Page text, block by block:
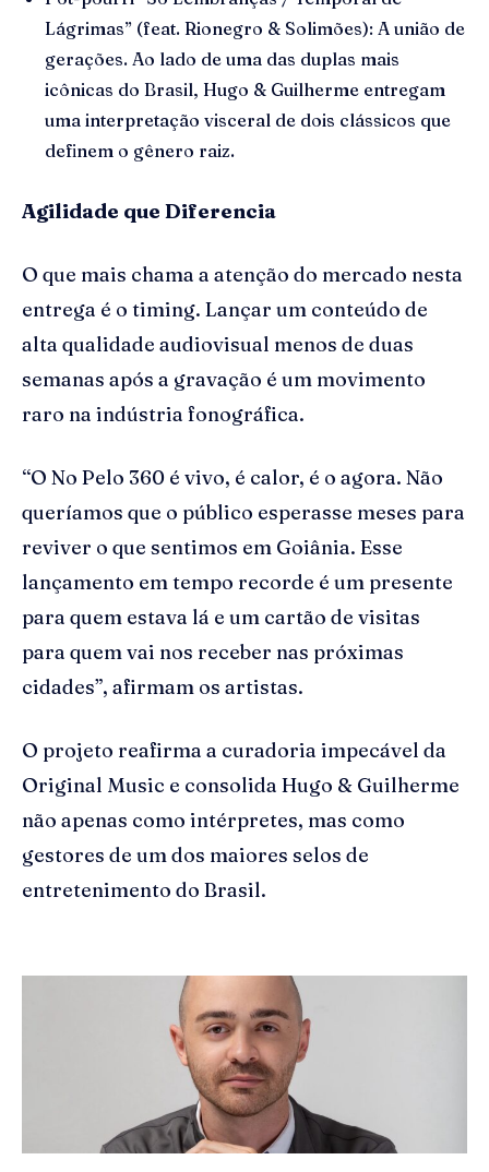
Lágrimas” (feat. Rionegro & Solimões): A união de
gerações. Ao lado de uma das duplas mais
icônicas do Brasil, Hugo & Guilherme entregam
uma interpretação visceral de dois clássicos que
definem o gênero raiz.
Agilidade que Diferencia
O que mais chama a atenção do mercado nesta
entrega é o timing. Lançar um conteúdo de
alta qualidade audiovisual menos de duas
semanas após a gravação é um movimento
raro na indústria fonográfica.
“O No Pelo 360 é vivo, é calor, é o agora. Não
queríamos que o público esperasse meses para
reviver o que sentimos em Goiânia. Esse
lançamento em tempo recorde é um presente
para quem estava lá e um cartão de visitas
para quem vai nos receber nas próximas
cidades”, afirmam os artistas.
O projeto reafirma a curadoria impecável da
Original Music e consolida Hugo & Guilherme
não apenas como intérpretes, mas como
gestores de um dos maiores selos de
entretenimento do Brasil.